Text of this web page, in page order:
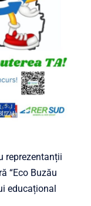
reprezentanții
“Eco Buzău
educațional